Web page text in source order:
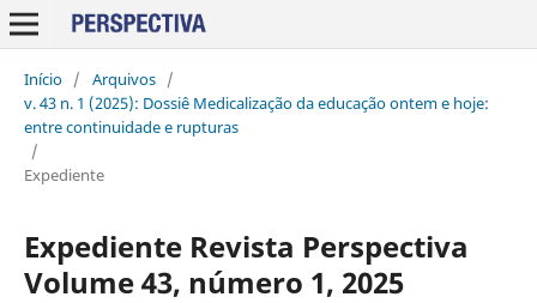
Início / Arquivos /
v. 43 n. 1 (2025): Dossiê Medicalização da educação ontem e hoje:
entre continuidade e rupturas
/
Expediente
Expediente Revista Perspectiva
Volume 43, número 1, 2025